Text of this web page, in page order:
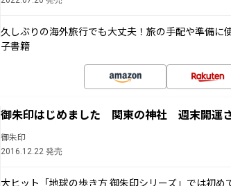
久しぶりの海外旅行でも大丈夫！旅の手配や準備に
子書籍
御朱印はじめました 関東の神社 週末開運
御朱印
2016.12.22 発売
大ヒット「地球の歩き方 御朱印シリーズ」では初